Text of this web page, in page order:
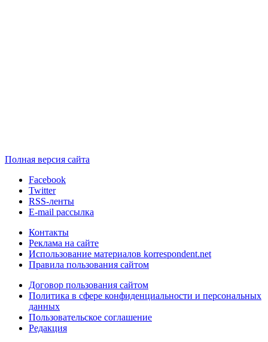
Полная версия сайта
Facebook
Twitter
RSS-ленты
E-mail рассылка
Контакты
Реклама на сайте
Использование материалов korrespondent.net
Правила пользования сайтом
Договор пользования сайтом
Политика в сфере конфиденциальности и персональных
данных
Пользовательское соглашение
Редакция